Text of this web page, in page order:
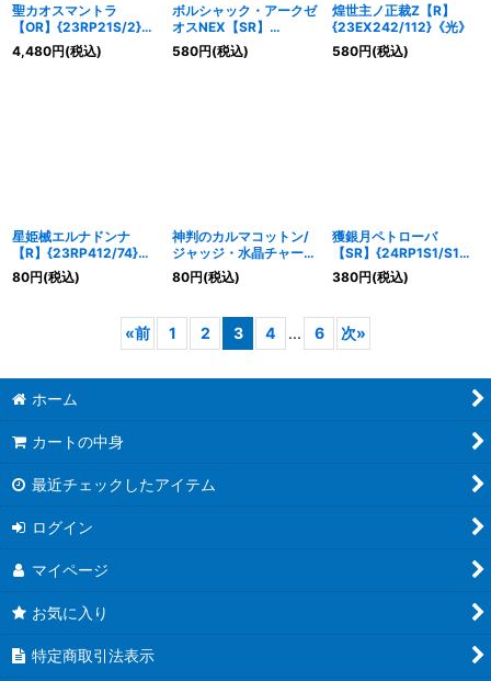
聖カオスマントラ
【OR】{23RP21S/2}
《光》
4,480円(税込)
ボルシャック・アークゼ
オスNEX【SR】
{23RP31A/20}《光》
580円(税込)
煌世主ノ正裁Z【R】
{23EX242/112}《光》
580円(税込)
星姫械エルナドンナ
【R】{23RP412/74}
《光》
80円(税込)
神判のカルマコットン/
ジャッジ・水晶チャージ
ャー【R】
{23EX312/74}《光》
80円(税込)
獲銀月ペトローバ
【SR】{24RP1S1/S10}
《光》
380円(税込)
«前 1 2 3 4 ... 6 次»
ホーム
カートの中身
最近チェックしたアイテム
ログイン
マイページ
お気に入り
特定商取引法表示